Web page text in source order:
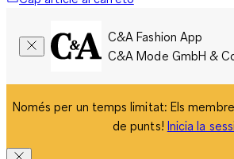
C&A Fashion App
C&A Mode GmbH &
Només per un temps limitat: Els
de punts! Inicia la